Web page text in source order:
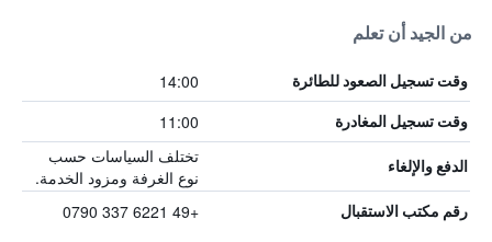
من الجيد أن تعلم
وقت تسجيل الصعود للطائرة 14:00
وقت تسجيل المغادرة 11:00
الدفع والإلغاء
تختلف السياسات حسب
نوع الغرفة ومزود الخدمة.
رقم مكتب الاستقبال +49 6221 337 0790